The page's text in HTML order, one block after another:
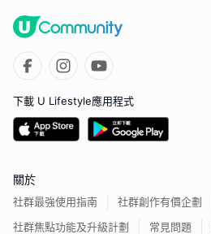
下載 U Lifestyle應用程式
關於
社群最強使用指南
社群創作有價企劃
社群焦點功能及升級計劃
常見問題